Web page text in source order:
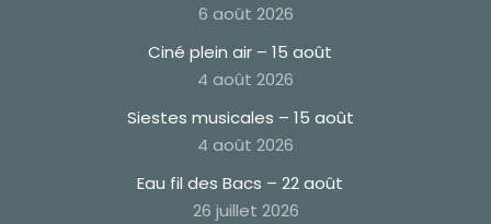
6 août 2026
Ciné plein air – 15 août
4 août 2026
Siestes musicales – 15 août
4 août 2026
Eau fil des Bacs – 22 août
26 juillet 2026